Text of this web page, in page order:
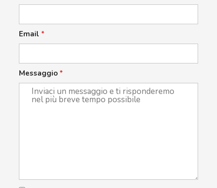
Email *
Messaggio *